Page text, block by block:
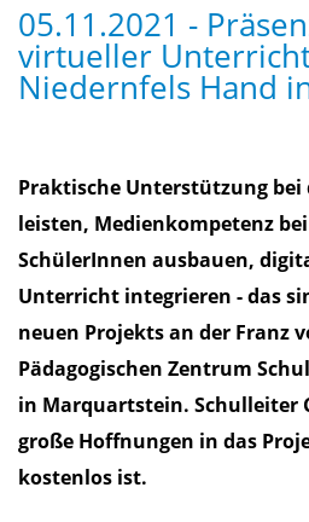
05.11.2021 -
virtueller
Niedernfels Hand
Praktische Unterstützung
leisten, Medienkompetenz
SchülerInnen ausbauen,
Unterricht integrieren - das
neuen Projekts an der Franz
Pädagogischen Zentrum
in Marquartstein. Schulleiter
große Hoffnungen in das
kostenlos ist.